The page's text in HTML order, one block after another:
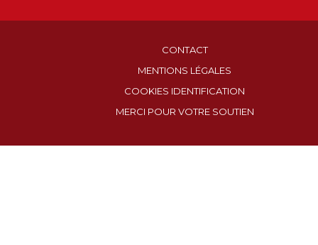
CONTACT
MENTIONS LÉGALES
COOKIES IDENTIFICATION
MERCI POUR VOTRE SOUTIEN